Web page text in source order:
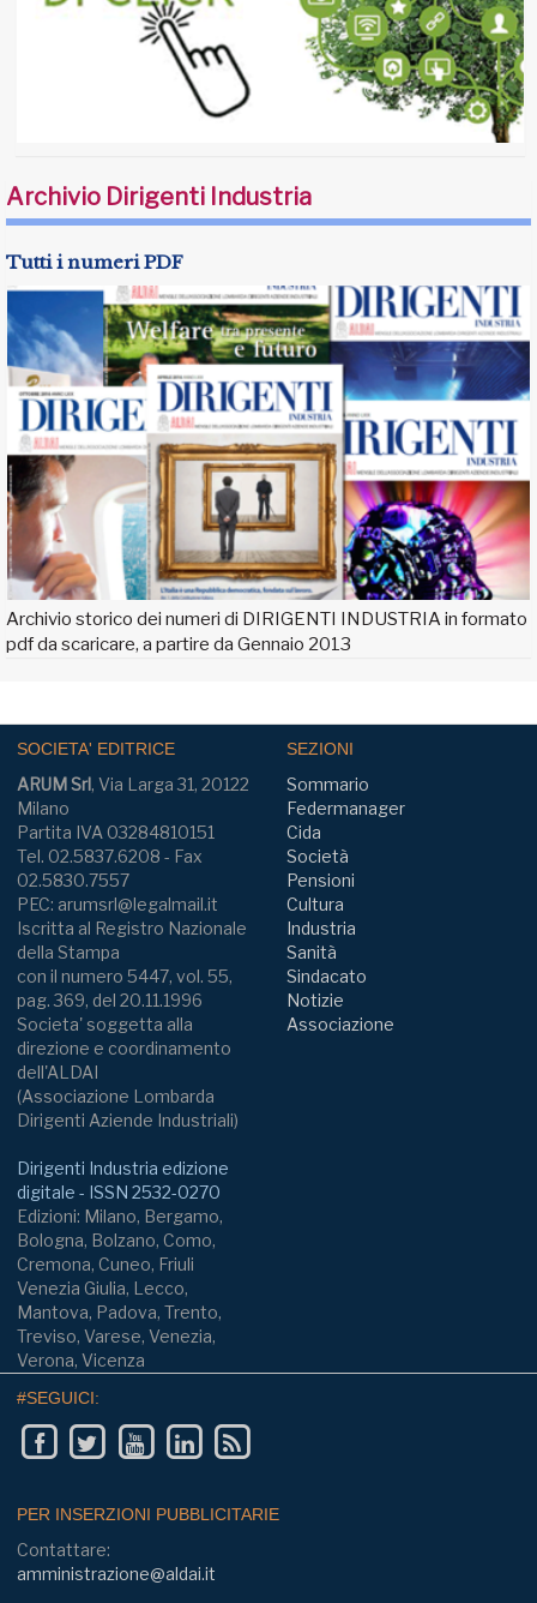
Archivio Dirigenti Industria
Tutti i numeri PDF
Archivio storico dei numeri di DIRIGENTI INDUSTRIA in formato
pdf da scaricare, a partire da Gennaio 2013
SOCIETA' EDITRICE
ARUM Srl, Via Larga 31, 20122
Milano
Partita IVA 03284810151
Tel. 02.5837.6208 - Fax
02.5830.7557
PEC: arumsrl@legalmail.it
Iscritta al Registro Nazionale
della Stampa
con il numero 5447, vol. 55,
pag. 369, del 20.11.1996
Societa' soggetta alla
direzione e coordinamento
dell'ALDAI
(Associazione Lombarda
Dirigenti Aziende Industriali)
Dirigenti Industria edizione
digitale - ISSN 2532-0270
Edizioni: Milano, Bergamo,
Bologna, Bolzano, Como,
Cremona, Cuneo, Friuli
Venezia Giulia, Lecco,
Mantova, Padova, Trento,
Treviso, Varese, Venezia,
Verona, Vicenza
SEZIONI
Sommario
Federmanager
Cida
Società
Pensioni
Cultura
Industria
Sanità
Sindacato
Notizie
Associazione
#SEGUICI:
PER INSERZIONI PUBBLICITARIE
Contattare:
amministrazione@aldai.it